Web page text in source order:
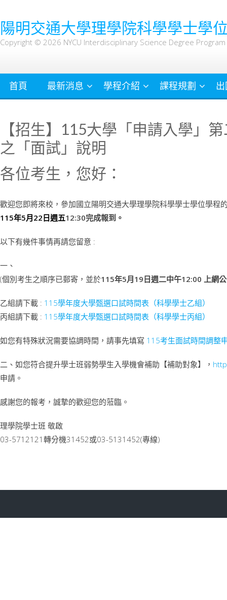
to
content
陽明交通大學理學院科學學士學
Copyright © 2026 NYCU Interdisciplinary Science Degree
首頁 最新消息 學程介紹 課程規劃
【招生】115大學「申請入學」
之「面試」說明
各位考生，您好：
歡迎您即將來校，參加國立陽明交通大學理學院科學學士學位學程
115年5月22日週五12:30完成報到。
以下有幾件事情再請您留意 :
一、
(個別考生之順序已郵寄，並於115年5月19日週二中午12:00 上網
乙組請下載 : 115學年度大學甄選口試時間表（科學學士乙組）
丙組請下載 : 115學年度大學甄選口試時間表（科學學士丙組）
如您有特殊狀況需要協調時間，請事先填寫 115考生面試時間調整
二、如您符合提升學士班弱勢學生入學機會補助【補助對象】，
申請。
感謝您的報考，誠摯的歡迎您的蒞臨。
理學院學士班 敬啟
03-5712121轉分機31452或03-5131452(專線)